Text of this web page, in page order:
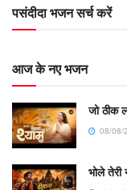
पसंदीदा भजन सर्च करें
आज के नए भजन
जो ठीक
08/08/
भोले तेरी